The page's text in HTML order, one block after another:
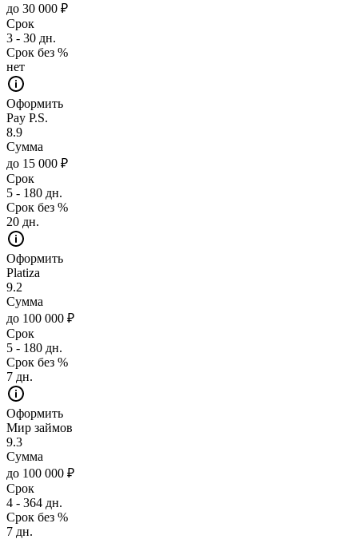
до 30 000 ₽
Срок
3 - 30 дн.
Срок без %
нет
Оформить
Pay P.S.
8.9
Сумма
до 15 000 ₽
Срок
5 - 180 дн.
Срок без %
20 дн.
Оформить
Platiza
9.2
Сумма
до 100 000 ₽
Срок
5 - 180 дн.
Срок без %
7 дн.
Оформить
Мир займов
9.3
Сумма
до 100 000 ₽
Срок
4 - 364 дн.
Срок без %
7 дн.